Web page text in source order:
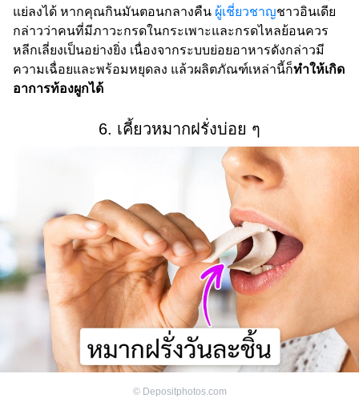
แย่ลงได้ หากคุณกินมันตอนกลางคืน ผู้เชี่ยวชาญชาวอินเดีย
กล่าวว่าคนที่มีภาวะกรดในกระเพาะและกรดไหลย้อนควร
หลีกเลี่ยงเป็นอย่างยิ่ง เนื่องจากระบบย่อยอาหารดังกล่าวมี
ความเฉื่อยและพร้อมหยุดลง แล้วผลิตภัณฑ์เหล่านี้ก็ทำให้เกิด
อาการท้องผูกได้
6. เคี้ยวหมากฝรั่งบ่อย ๆ
© Depositphotos.com